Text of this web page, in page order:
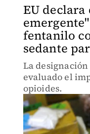
EU declara
fentanilo
sedante
La
evaluado el
opioides.